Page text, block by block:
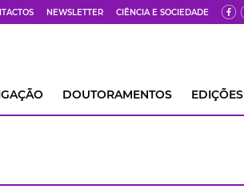
NEWSLETTER CIÊNCIA E SOCIEDADE
DOUTORAMENTOS EDIÇÕES